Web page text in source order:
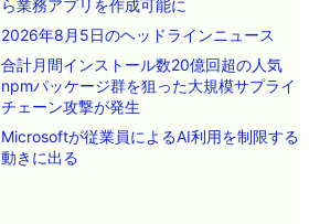
ら業務アプリを作成可能に
2026年8月5日のヘッドラインニュース
合計月間インストール数20億回超の人気
npmパッケージ群を狙った大規模サプライ
チェーン攻撃が発生
Microsoftが従業員によるAI利用を制限する
動きに出る